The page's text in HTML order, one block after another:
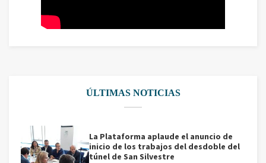
ÚLTIMAS NOTICIAS
La Plataforma aplaude el anuncio de
inicio de los trabajos del desdoble del
túnel de San Silvestre